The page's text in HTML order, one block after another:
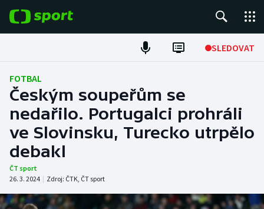
SLEDOVAT
Fotbal
Hokej
Tenis
Atletika
FOTBAL
Českým soupeřům se
nedařilo. Portugalci prohráli
ve Slovinsku, Turecko utrpělo
debakl
ČT sport
26. 3. 2024 | Zdroj: ČTK, ČT sport